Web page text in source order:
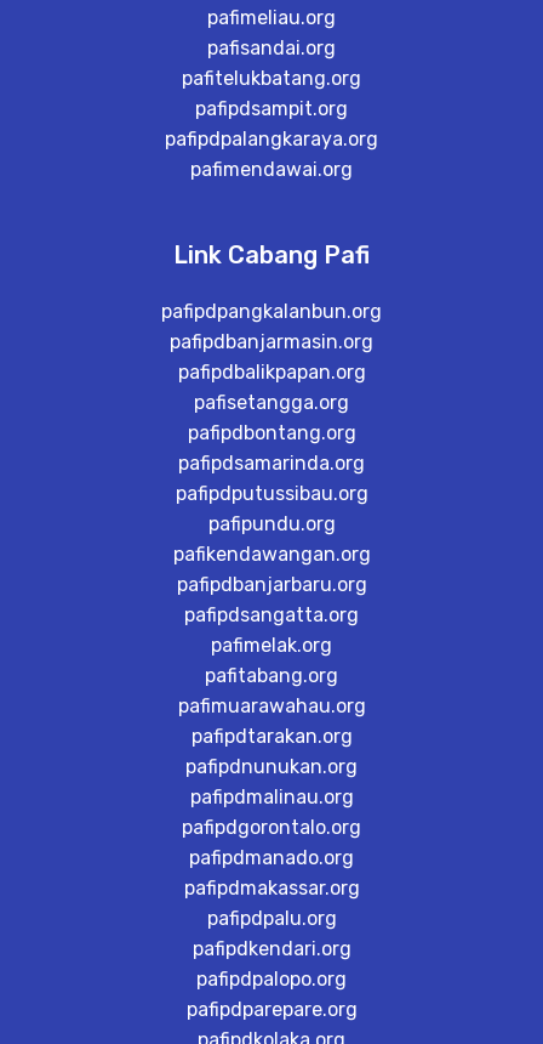
pafimeliau.org
pafisandai.org
pafitelukbatang.org
pafipdsampit.org
pafipdpalangkaraya.org
pafimendawai.org
Link Cabang Pafi
pafipdpangkalanbun.org
pafipdbanjarmasin.org
pafipdbalikpapan.org
pafisetangga.org
pafipdbontang.org
pafipdsamarinda.org
pafipdputussibau.org
pafipundu.org
pafikendawangan.org
pafipdbanjarbaru.org
pafipdsangatta.org
pafimelak.org
pafitabang.org
pafimuarawahau.org
pafipdtarakan.org
pafipdnunukan.org
pafipdmalinau.org
pafipdgorontalo.org
pafipdmanado.org
pafipdmakassar.org
pafipdpalu.org
pafipdkendari.org
pafipdpalopo.org
pafipdparepare.org